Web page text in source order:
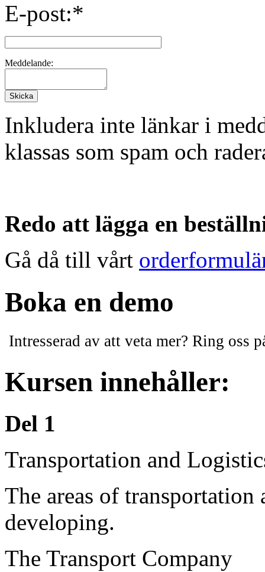
E-post:*
Meddelande:
Inkludera inte länkar i
klassas som spam och
Redo att lägga en
Gå då till vårt
Boka en demo
Intresserad av att veta mer? Ring oss
Kursen innehåller:
Del 1
Transportation and
The areas of
developing.
The Transport Company